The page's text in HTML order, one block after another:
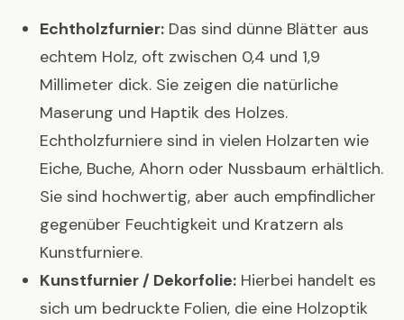
Echtholzfurnier: Das sind dünne Blätter aus
echtem Holz, oft zwischen 0,4 und 1,9
Millimeter dick. Sie zeigen die natürliche
Maserung und Haptik des Holzes.
Echtholzfurniere sind in vielen Holzarten wie
Eiche, Buche, Ahorn oder Nussbaum erhältlich.
Sie sind hochwertig, aber auch empfindlicher
gegenüber Feuchtigkeit und Kratzern als
Kunstfurniere.
Kunstfurnier / Dekorfolie: Hierbei handelt es
sich um bedruckte Folien, die eine Holzoptik